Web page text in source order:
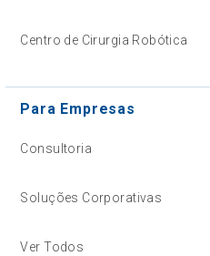
Centro de Cirurgia Robótica
Para Empresas
Consultoria
Soluções Corporativas
Ver Todos